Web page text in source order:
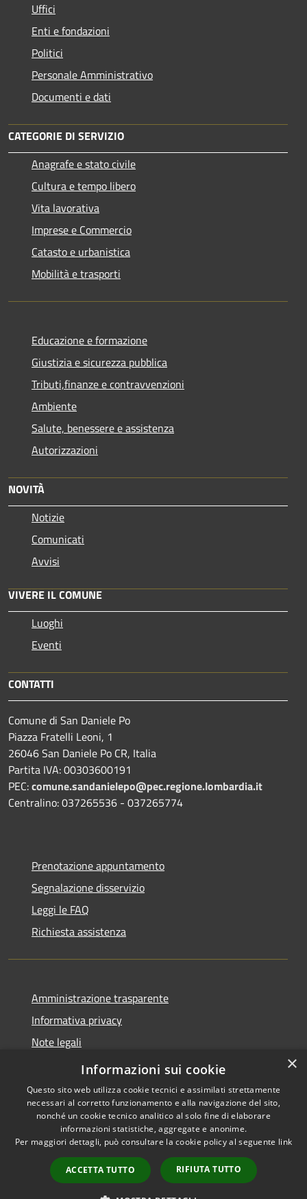
Uffici
Enti e fondazioni
Politici
Personale Amministrativo
Documenti e dati
CATEGORIE DI SERVIZIO
Anagrafe e stato civile
Cultura e tempo libero
Vita lavorativa
Imprese e Commercio
Catasto e urbanistica
Mobilità e trasporti
Educazione e formazione
Giustizia e sicurezza pubblica
Tributi,finanze e contravvenzioni
Ambiente
Salute, benessere e assistenza
Autorizzazioni
NOVITÀ
Notizie
Comunicati
Avvisi
VIVERE IL COMUNE
Luoghi
Eventi
CONTATTI
Comune di San Daniele Po
Piazza Fratelli Leoni, 1
26046 San Daniele Po CR, Italia
Partita IVA: 00303600191
PEC:comune.sandanielepo@pec.regione.lombardia.it
Centralino: 037265536 - 037265774
Prenotazione appuntamento
Segnalazione disservizio
Leggi le FAQ
Richiesta assistenza
Amministrazione trasparente
Informativa privacy
Note legali
Dichiarazione di accessibilità
Accessibilità
Copyright © 2026 • Comune di
San Daniele Po • Powered by
Municipium•
Accesso
redazione
×
Informazioni sui cookie
Questo sito web utilizza cookie tecnici e assimilati strettamente
necessari al corretto funzionamento e alla navigazione del sito,
nonché un cookie tecnico analitico al solo fine di elaborare
informazioni statistiche, aggregate e anonime.
Per maggiori dettagli, può consultare la cookie policy al seguente link
ACCETTA TUTTO RIFIUTA TUTTO